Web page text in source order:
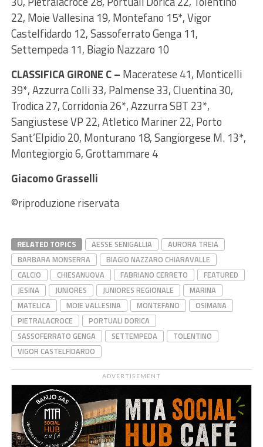
22, Moie Vallesina 19, Montefano 15*, Vigor
Castelfidardo 12, Sassoferrato Genga 11,
Settempeda 11, Biagio Nazzaro 10
CLASSIFICA GIRONE C – Maceratese 41, Monticelli
39*, Azzurra Colli 33, Palmense 33, Cluentina 30,
Trodica 27, Corridonia 26*, Azzurra SBT 23*,
Sangiustese VP 22, Atletico Mariner 22, Porto
Sant’Elpidio 20, Monturano 18, Sangiorgese M. 13*,
Montegiorgio 6, Grottammare 4
Giacomo Grasselli
©riproduzione riservata
RELATED TOPICS AESSE SENIGALLIA
AURORA TREIA
BARBARA MONSERRA
BIAGIO NAZZARO CHIARAVALLE
CALCIO
CHIESANUOVA FABRIANO CERRETO
FEATURED
JESINA
JUNIORES JUNIORES REGIONALE
MARINA
MATELICA
MOIE VALLESINA MONTEFANO
OSIMANA
PIETRALACROCE
PORTUALI DORICA
SASSOFERRATO GENGA
SETTEMPEDA
TOLENTINO
VIGOR CASTELFIDARDO
ADVERTISEMENT